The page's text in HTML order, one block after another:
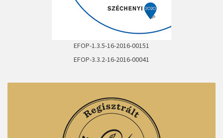
EFOP-1.3.5-16-2016-00151
EFOP-3.3.2-16-2016-00041